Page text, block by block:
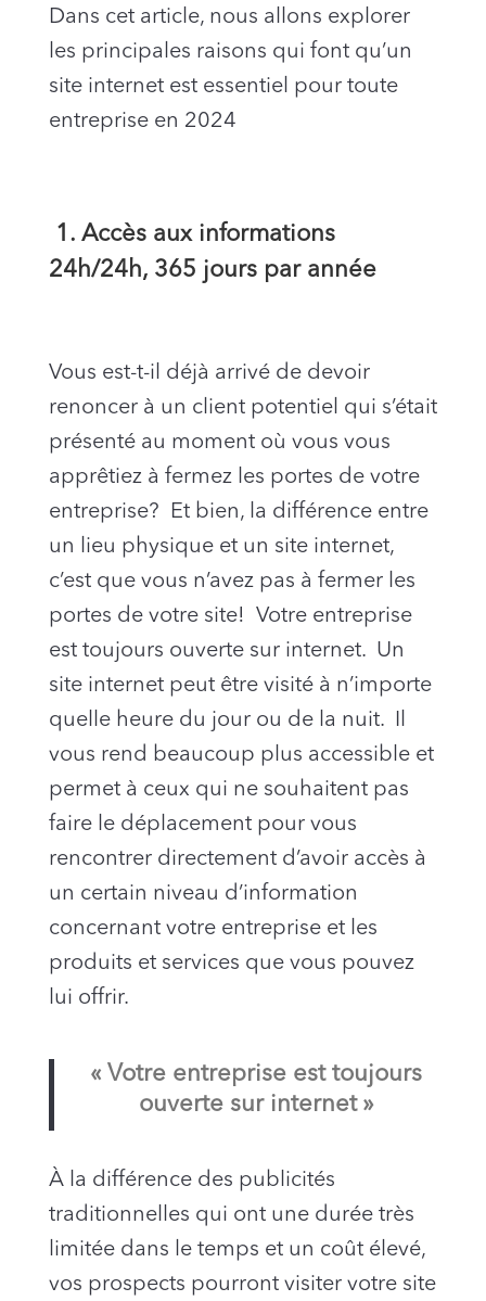
Dans cet article, nous allons explorer
les principales raisons qui font qu’un
site internet est essentiel pour toute
entreprise en 2024
1. Accès aux informations
24h/24h, 365 jours par année
Vous est-t-il déjà arrivé de devoir
renoncer à un client potentiel qui s’était
présenté au moment où vous vous
apprêtiez à fermez les portes de votre
entreprise? Et bien, la différence entre
un lieu physique et un site internet,
c’est que vous n’avez pas à fermer les
portes de votre site! Votre entreprise
est toujours ouverte sur internet. Un
site internet peut être visité à n’importe
quelle heure du jour ou de la nuit. Il
vous rend beaucoup plus accessible et
permet à ceux qui ne souhaitent pas
faire le déplacement pour vous
rencontrer directement d’avoir accès à
un certain niveau d’information
concernant votre entreprise et les
produits et services que vous pouvez
lui offrir.
« Votre entreprise est toujours
ouverte sur internet »
À la différence des publicités
traditionnelles qui ont une durée très
limitée dans le temps et un coût élevé,
vos prospects pourront visiter votre site